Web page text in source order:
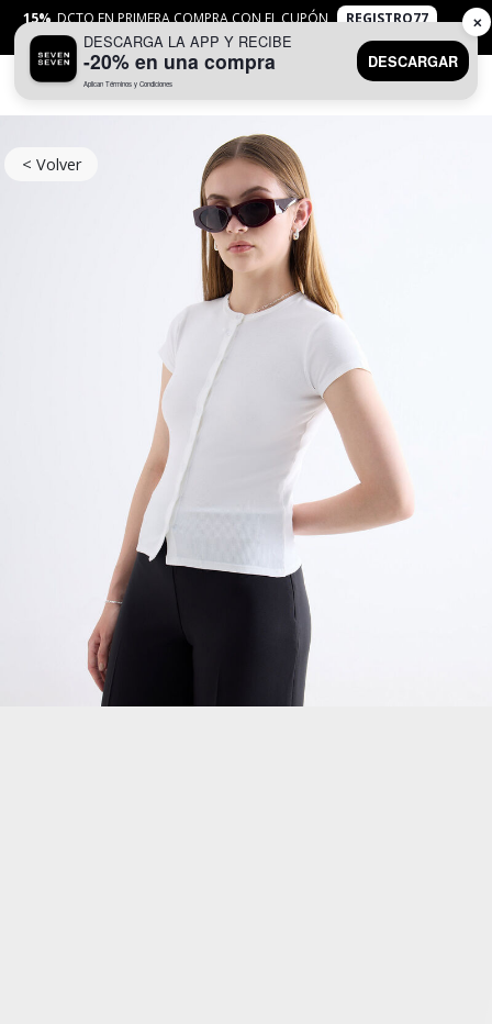
15% DCTO EN PRIMERA COMPRA CON EL CUPÓN
REGISTRO77
APLICANTYC
< Volver
DESCARGA LA APP Y RECIBE
-20% en una compra
Aplican Términos y Condiciones
DESCARGAR
✕